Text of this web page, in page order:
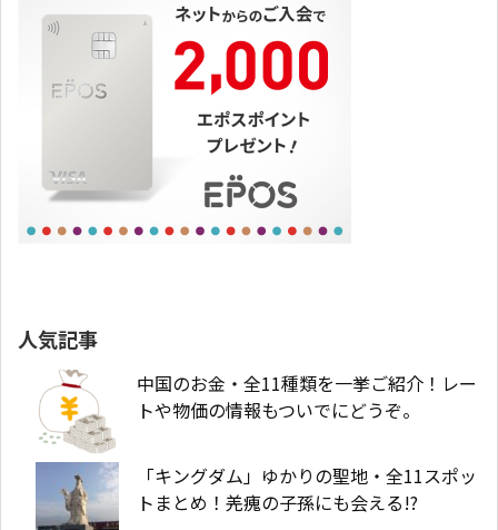
人気記事
中国のお金・全11種類を一挙ご紹介！レー
トや物価の情報もついでにどうぞ。
「キングダム」ゆかりの聖地・全11スポッ
トまとめ！羌瘣の子孫にも会える!?